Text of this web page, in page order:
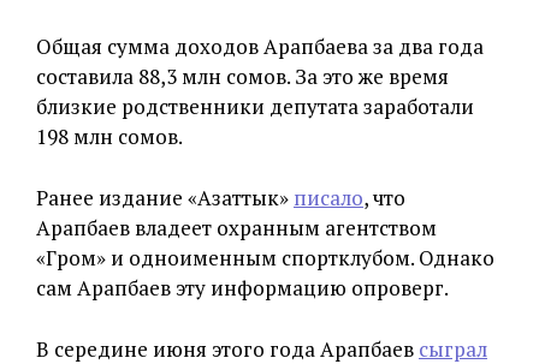
Общая сумма доходов Арапбаева за два года
составила 88,3 млн сомов. За это же время
близкие родственники депутата заработали
198 млн сомов.
Ранее издание «Азаттык» писало, что
Арапбаев владеет охранным агентством
«Гром» и одноименным спортклубом. Однако
сам Арапбаев эту информацию опроверг.
В середине июня этого года Арапбаев сыграл